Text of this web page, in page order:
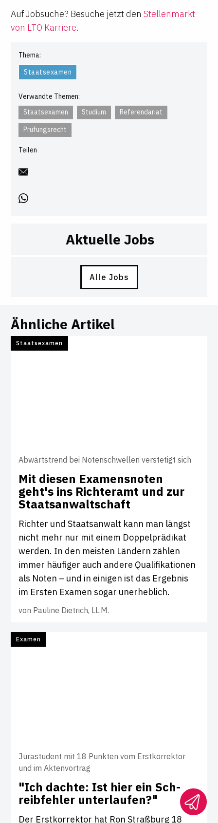
Auf Jobsuche? Besuche jetzt den Stellenmarkt
von LTO Karriere.
Thema:
Staatsexamen
Verwandte Themen:
Staatsexamen
Studium
Referendariat
Prüfungsrecht
Teilen
Aktuelle Jobs
Alle Jobs
Ähnliche Artikel
Staatsexamen
Abwärtstrend bei Notenschwellen verstetigt sich
Mit diesen Exa­mens­noten
geht's ins Rich­teramt und zur
Staats­an­walt­schaft
Richter und Staatsanwalt kann man längst
nicht mehr nur mit einem Doppelprädikat
werden. In den meisten Ländern zählen
immer häufiger auch andere Qualifikationen
als Noten – und in einigen ist das Ergebnis
im Ersten Examen sogar unerheblich.
von Pauline Dietrich, LL.M.
Examen
Jurastudent mit 18 Punkten vom Erstkorrektor
und im Aktenvortrag
"Ich dachte: Ist hier ein Sch­
reib­fehler unter­laufen?"
Der Erstkorrektor hat Ron Straßburg 18